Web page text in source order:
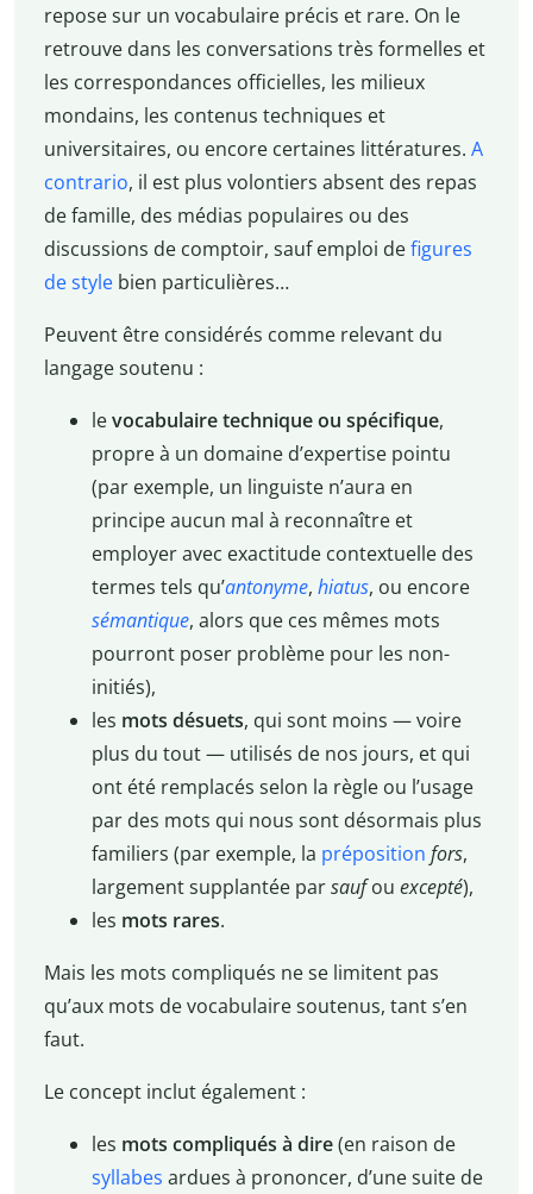
repose sur un vocabulaire précis et rare. On le
retrouve dans les conversations très formelles et
les correspondances officielles, les milieux
mondains, les contenus techniques et
universitaires, ou encore certaines littératures. A
contrario, il est plus volontiers absent des repas
de famille, des médias populaires ou des
discussions de comptoir, sauf emploi defigures
de stylebien particulières…
Peuvent être considérés comme relevant du
langage soutenu :
levocabulaire technique ou spécifique,
propre à un domaine d’expertise pointu
(par exemple, un linguiste n’aura en
principe aucun mal à reconnaître et
employer avec exactitude contextuelle des
termes tels qu’antonyme, hiatus, ou encore
sémantique, alors que ces mêmes mots
pourront poser problème pour les non-
initiés),
les mots désuets, qui sont moins — voire
plus du tout — utilisés de nos jours, et qui
ont été remplacés selon la règle ou l’usage
par des mots qui nous sont désormais plus
familiers (par exemple, la préposition fors,
largement supplantée parsaufou excepté),
les mots rares.
Mais les mots compliqués ne se limitent pas
qu’aux mots de vocabulaire soutenus, tant s’en
faut.
Le concept inclut également :
les mots compliqués à dire(en raison de
syllabes ardues à prononcer, d’une suite de